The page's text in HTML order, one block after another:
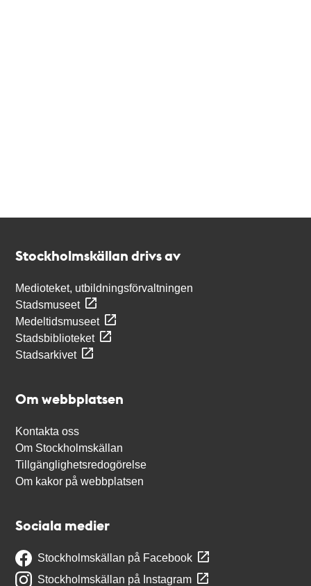
Stockholmskällan drivs av
Medioteket, utbildningsförvaltningen
Stadsmuseet
Medeltidsmuseet
Stadsbiblioteket
Stadsarkivet
Om webbplatsen
Kontakta oss
Om Stockholmskällan
Tillgänglighetsredogörelse
Om kakor på webbplatsen
Sociala medier
Stockholmskällan på Facebook
Stockholmskällan på Instagram